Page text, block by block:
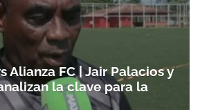
Alianza FC | Jair Palacios y
la clave para la